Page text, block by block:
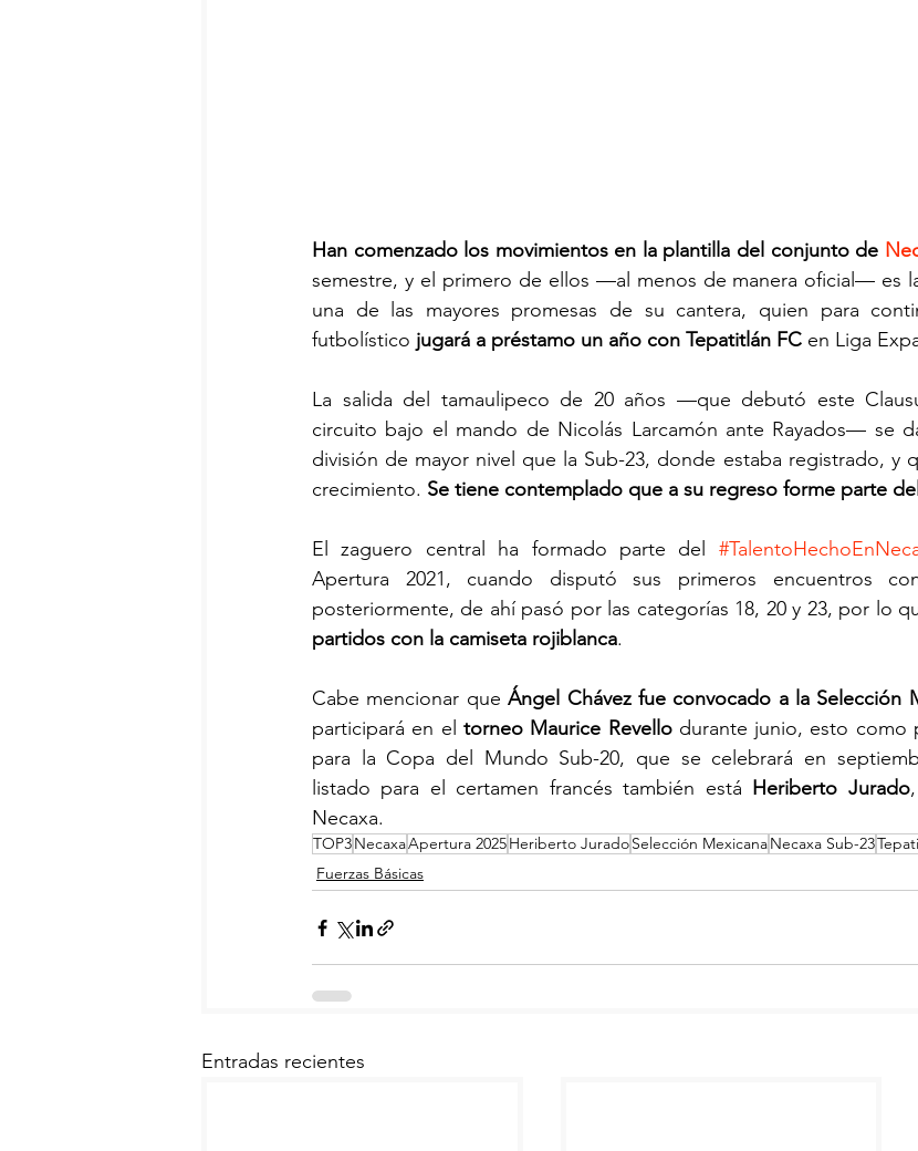
Han comenzado los movimientos en la plantilla del conjunto de
semestre, y el primero de ellos —al menos de manera oficial— es
una de las mayores promesas de su cantera, quien para
futbolístico jugará a préstamo un año con Tepatitlán FC en Liga
La salida del tamaulipeco de 20 años —que debutó este
circuito bajo el mando de Nicolás Larcamón ante Rayados— se
división de mayor nivel que la Sub-23, donde estaba registrado, y
crecimiento. Se tiene contemplado que a su regreso forme parte
El zaguero central ha formado parte del
Apertura 2021, cuando disputó sus primeros encuentros
posteriormente, de ahí pasó por las categorías 18, 20 y 23, por lo
partidos con la camiseta rojiblanca.
Cabe mencionar que Ángel Chávez fue convocado a la Selección
participará en el torneo Maurice Revello durante junio, esto como
para la Copa del Mundo Sub-20, que se celebrará en
listado para el certamen francés también está Heriberto Jurado
Necaxa.
TOP3NecaxaApertura 2025Heriberto JuradoSelección MexicanaNecaxa Sub-23
Fuerzas Básicas
Entradas recientes